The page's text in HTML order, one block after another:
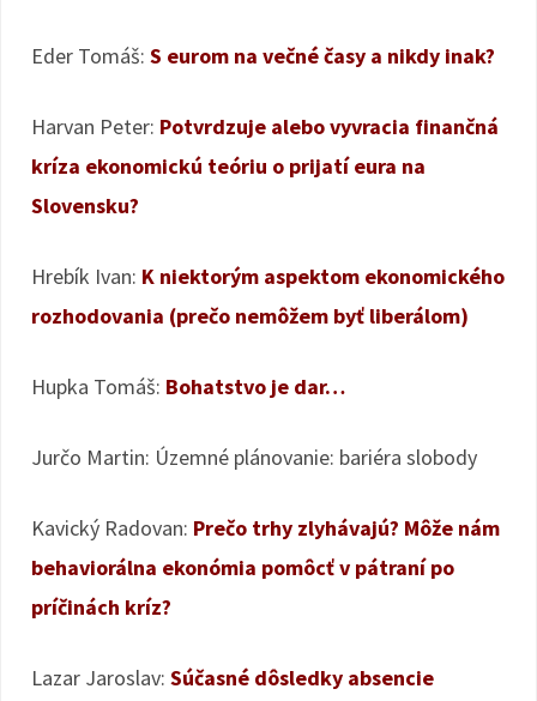
Eder Tomáš: S eurom na večné časy a nikdy inak?
Harvan Peter: Potvrdzuje alebo vyvracia finančná
kríza ekonomickú teóriu o prijatí eura na
Slovensku?
Hrebík Ivan: K niektorým aspektom ekonomického
rozhodovania (prečo nemôžem byť liberálom)
Hupka Tomáš: Bohatstvo je dar…
Jurčo Martin: Územné plánovanie: bariéra slobody
Kavický Radovan: Prečo trhy zlyhávajú? Môže nám
behaviorálna ekonómia pomôcť v pátraní po
príčinách kríz?
Lazar Jaroslav: Súčasné dôsledky absencie